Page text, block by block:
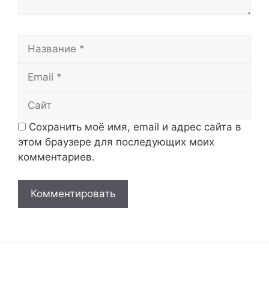
Сохранить моё имя, email и адрес сайта в
этом браузере для последующих моих
комментариев.